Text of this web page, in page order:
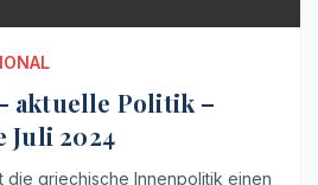
aktuelle Politik –
Juli 2024
die griechische Innenpolitik einen